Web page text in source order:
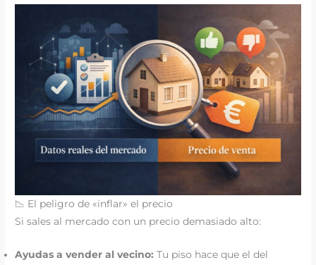
📉 El peligro de «inflar» el precio
Si sales al mercado con un precio demasiado alto:
Ayudas a vender al vecino: Tu piso hace que el del